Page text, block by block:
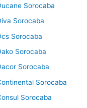
Sorocaba
Sorocaba
Sorocaba
Sorocaba
Sorocaba
Sorocaba
Sorocaba